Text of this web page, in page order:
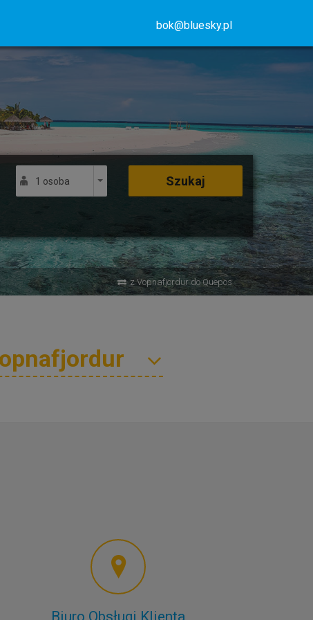
bok@bluesky.pl
1 osoba Szukaj
z Vopnafjordur do Quepos